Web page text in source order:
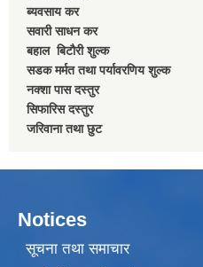
ब्यवसाय कर
सवारी साधन कर
बहाल बिटाैरी शुल्क
सडक मर्मत तथा पर्यावरणिय शुल्क
नक्शा पास दस्तुर
सिफारिस दस्तुर
जरिवाना तथा छुट
Notices
सूचना तथा समाचार